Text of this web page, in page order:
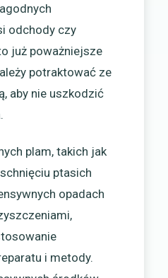
odchody czy
już poważniejsze
potraktować ze
aby nie uszkodzić
plam, takich jak
ptasich
opadach
i metody.